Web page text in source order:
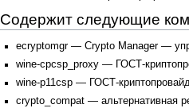
Содержит следующие
ecryptomgr — Crypto Manager —
wine-cpcsp_proxy — ГОСТ-
wine-p11csp — ГОСТ-
crypto_compat — альтернативная